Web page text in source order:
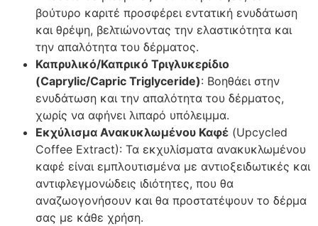
βούτυρο καριτέ προσφέρει εντατική ενυδάτωση
και θρέψη, βελτιώνοντας την ελαστικότητα και
την απαλότητα του δέρματος.
Καπρυλικό/Καπρικό Τριγλυκερίδιο
(Caprylic/Capric Triglyceride): Βοηθάει στην
ενυδάτωση και την απαλότητα του δέρματος,
χωρίς να αφήνει λιπαρό υπόλειμμα.
Εκχύλισμα Ανακυκλωμένου Καφέ (Upcycled
Coffee Extract): Τα εκχυλίσματα ανακυκλωμένου
καφέ είναι εμπλουτισμένα με αντιοξειδωτικές και
αντιφλεγμονώδεις ιδιότητες, που θα
αναζωογονήσουν και θα προστατέψουν το δέρμα
σας με κάθε χρήση.